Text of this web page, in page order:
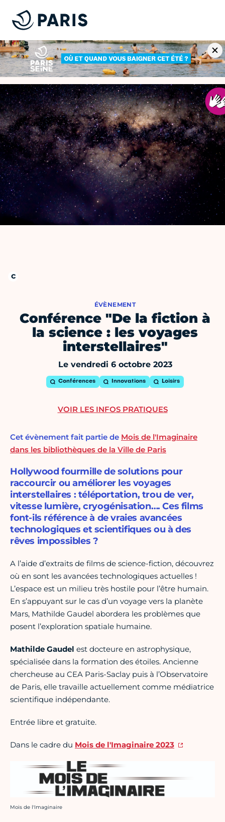
ÉVÈNEMENT
Conférence "De la fiction à
la science : les voyages
interstellaires"
Le vendredi 6 octobre 2023
Conférences Innovations Loisirs
Cet évènement fait partie de Mois de l'Imaginaire
dans les bibliothèques de la Ville de Paris
Hollywood fourmille de solutions pour
raccourcir ou améliorer les voyages
interstellaires : téléportation, trou de ver,
vitesse lumière, cryogénisation…. Ces films
font-ils référence à de vraies avancées
technologiques et scientifiques ou à des
rêves impossibles ?
A l’aide d’extraits de films de science-fiction, découvrez
où en sont les avancées technologiques actuelles !
L’espace est un milieu très hostile pour l’être humain.
En s’appuyant sur le cas d’un voyage vers la planète
Mars, Mathilde Gaudel abordera les problèmes que
posent l’exploration spatiale humaine.
Mathilde Gaudel est docteure en astrophysique,
spécialisée dans la formation des étoiles. Ancienne
chercheuse au CEA Paris-Saclay puis à l’Observatoire
de Paris, elle travaille actuellement comme médiatrice
scientifique indépendante.
Entrée libre et gratuite.
Dans le cadre du Mois de l'Imaginaire 2023
Crédit photo :
Mois de l'Imaginaire
VOIR LES INFOS PRATIQUES